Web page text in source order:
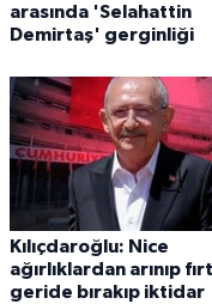
arasında 'Selahattin
Demirtaş' gerginliği
Kılıçdaroğlu: Nice
ağırlıklardan arınıp
geride bırakıp iktidar